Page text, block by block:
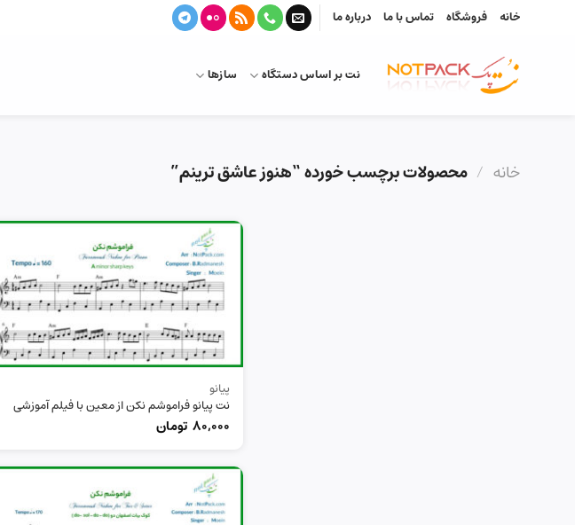
خانه فروشگاه تماس با ما درباره ما
نت بر اساس دستگاه سازها
خانه / محصولات برچسب خورده “هنوز عاشق ترینم”
پیانو
نت پیانو فراموشم نکن از معین با فیلم آموزشی
80,000 تومان